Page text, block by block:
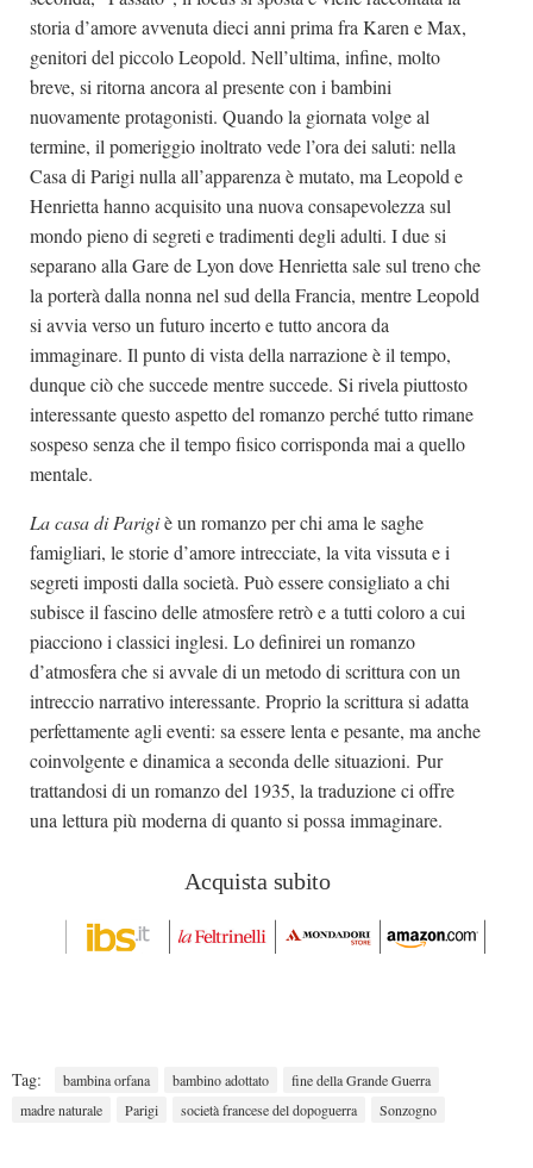
storia d’amore avvenuta dieci anni prima fra Karen e Max,
genitori del piccolo Leopold. Nell’ultima, infine, molto
breve, si ritorna ancora al presente con i bambini
nuovamente protagonisti. Quando la giornata volge al
termine, il pomeriggio inoltrato vede l’ora dei saluti: nella
Casa di Parigi nulla all’apparenza è mutato, ma Leopold e
Henrietta hanno acquisito una nuova consapevolezza sul
mondo pieno di segreti e tradimenti degli adulti. I due si
separano alla Gare de Lyon dove Henrietta sale sul treno che
la porterà dalla nonna nel sud della Francia, mentre Leopold
si avvia verso un futuro incerto e tutto ancora da
immaginare. Il punto di vista della narrazione è il tempo,
dunque ciò che succede mentre succede. Si rivela piuttosto
interessante questo aspetto del romanzo perché tutto rimane
sospeso senza che il tempo fisico corrisponda mai a quello
mentale.
La casa di Parigiè un romanzo per chi ama le saghe
famigliari, le storie d’amore intrecciate, la vita vissuta e i
segreti imposti dalla società. Può essere consigliato a chi
subisce il fascino delle atmosfere retrò e a tutti coloro a cui
piacciono i classici inglesi. Lo definirei un romanzo
d’atmosfera che si avvale di un metodo di scrittura con un
intreccio narrativo interessante. Proprio la scrittura si adatta
perfettamente agli eventi: sa essere lenta e pesante, ma anche
coinvolgente e dinamica a seconda delle situazioni. Pur
trattandosi di un romanzo del 1935, la traduzione ci offre
una lettura più moderna di quanto si possa immaginare.
Acquista subito
Tag: bambina orfana bambino adottato
fine della Grande Guerra
madre naturale
Parigi società francese del dopoguerra Sonzogno